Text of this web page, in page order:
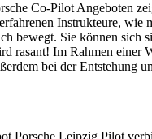
Co-Pilot Angeboten
Instrukteure, wie
bewegt. Sie können sich
rasant! Im Rahmen einer
bei der Entstehung